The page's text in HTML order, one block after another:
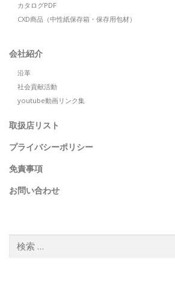
カタログPDF
CXD商品（中性紙保存箱・保存用包材）
会社紹介
沿革
社会貢献活動
youtube動画リンク集
取扱店リスト
プライバシーポリシー
免責事項
お問い合わせ
索: